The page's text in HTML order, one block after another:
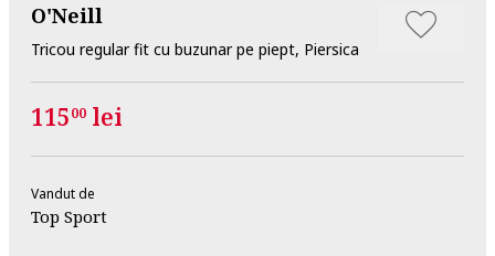
O'Neill
Tricou regular fit cu buzunar pe piept, Piersica
11500 lei
Vandut de
Top Sport